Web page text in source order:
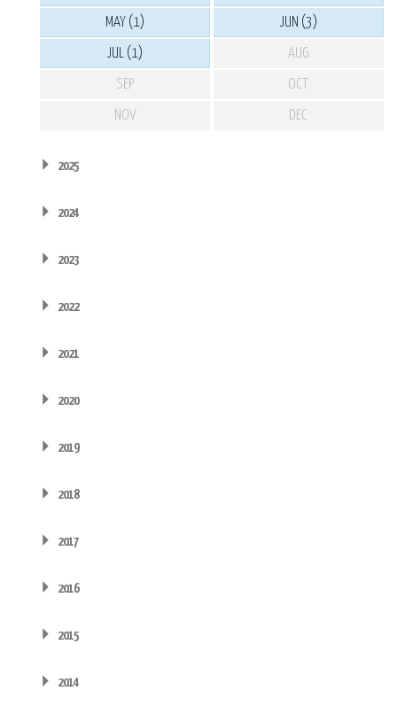
MAY (1) JUN (3)
JUL (1) AUG
SEP OCT
NOV DEC
2025
2024
2023
2022
2021
2020
2019
2018
2017
2016
2015
2014